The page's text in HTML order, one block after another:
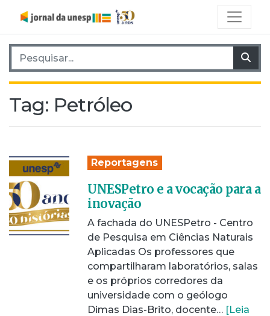
Pesquisar por:
Tag: Petróleo
Reportagens
UNESPetro e a vocação para a
inovação
A fachada do UNESPetro - Centro
de Pesquisa em Ciências Naturais
Aplicadas Os professores que
compartilharam laboratórios, salas
e os próprios corredores da
universidade com o geólogo
Dimas Dias-Brito, docente… [Leia